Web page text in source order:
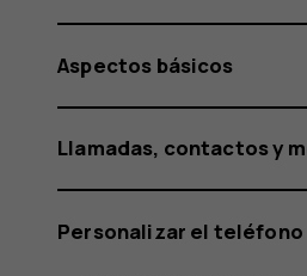
Aspectos básicos
Llamadas, contactos y
Personalizar el teléfono